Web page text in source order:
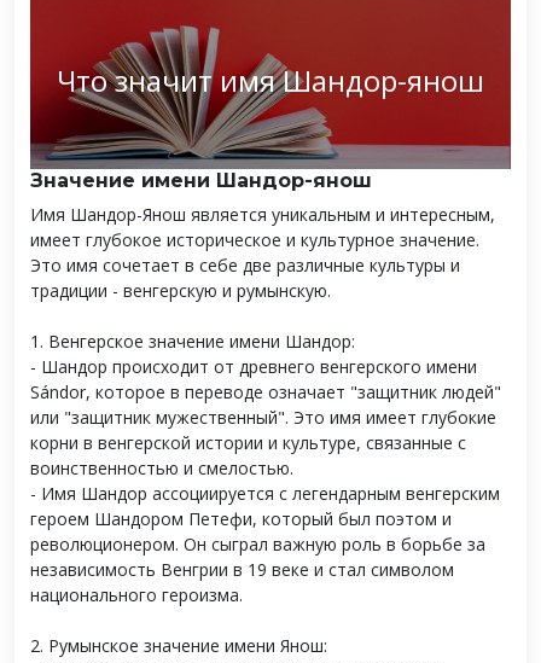
Что значит имя Шандор-янош
Значение имени Шандор-янош
Имя Шандор-Янош является уникальным и интересным,
имеет глубокое историческое и культурное значение.
Это имя сочетает в себе две различные культуры и
традиции - венгерскую и румынскую.
1. Венгерское значение имени Шандор:
- Шандор происходит от древнего венгерского имени
Sándor, которое в переводе означает "защитник людей"
или "защитник мужественный". Это имя имеет глубокие
корни в венгерской истории и культуре, связанные с
воинственностью и смелостью.
- Имя Шандор ассоциируется с легендарным венгерским
героем Шандором Петефи, который был поэтом и
революционером. Он сыграл важную роль в борьбе за
независимость Венгрии в 19 веке и стал символом
национального героизма.
2. Румынское значение имени Янош: